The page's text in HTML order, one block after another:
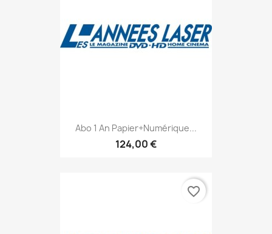
Abo 1 An Papier+numérique...
124,00 €
favorite_border